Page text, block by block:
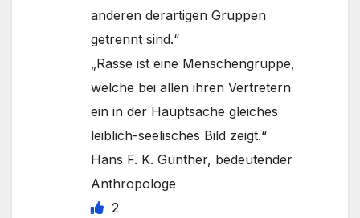
anderen derartigen Gruppen
getrennt sind.“
„Rasse ist eine Menschengruppe,
welche bei allen ihren Vertretern
ein in der Hauptsache gleiches
leiblich-seelisches Bild zeigt.“
Hans F. K. Günther, bedeutender
Anthropologe
2